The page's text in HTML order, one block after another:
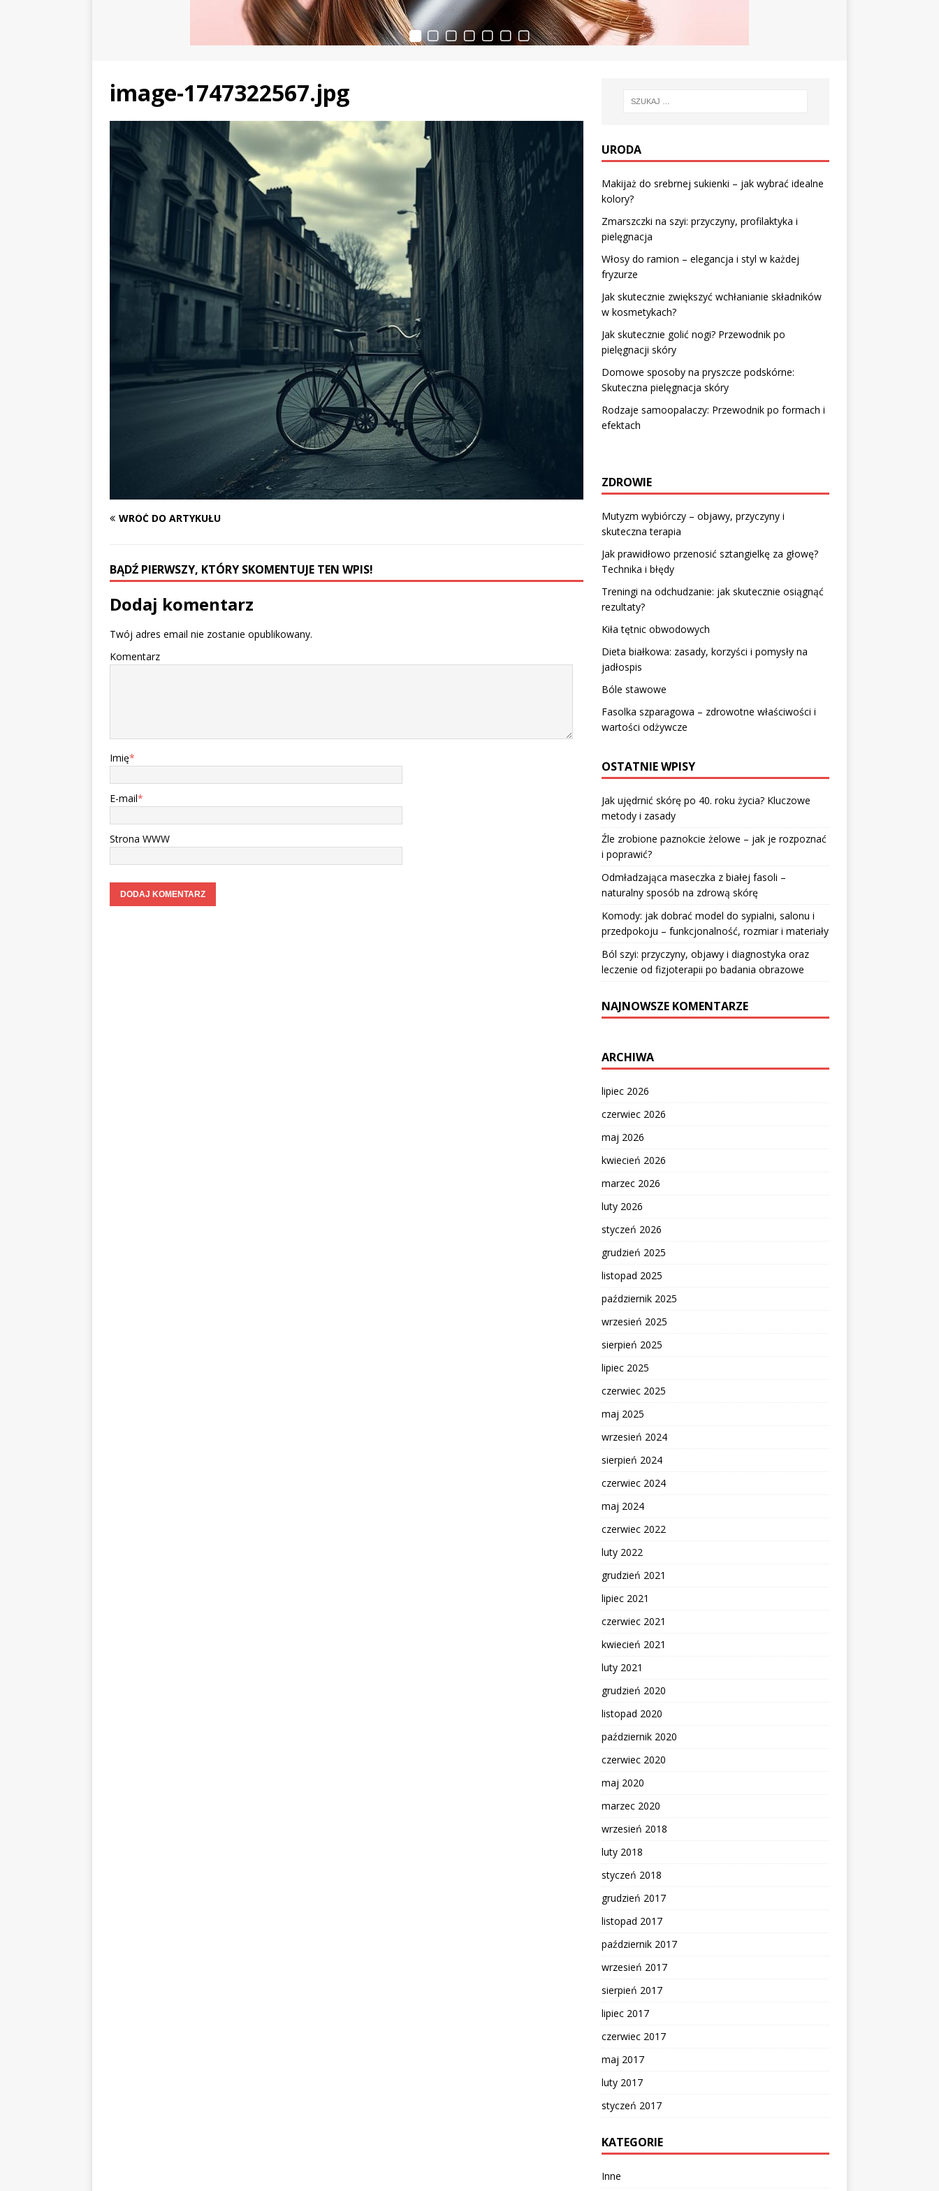
image-1747322567.jpg
WRÓĆ DO ARTYKUŁU
BĄDŹ PIERWSZY, KTÓRY SKOMENTUJE TEN WPIS!
Dodaj komentarz
Twój adres email nie zostanie opublikowany.
Komentarz
Imię*
E-mail*
Strona WWW
URODA
Makijaż do srebrnej sukienki – jak wybrać idealne
kolory?
Zmarszczki na szyi: przyczyny, profilaktyka i
pielęgnacja
Włosy do ramion – elegancja i styl w każdej
fryzurze
Jak skutecznie zwiększyć wchłanianie składników
w kosmetykach?
Jak skutecznie golić nogi? Przewodnik po
pielęgnacji skóry
Domowe sposoby na pryszcze podskórne:
Skuteczna pielęgnacja skóry
Rodzaje samoopalaczy: Przewodnik po formach i
efektach
ZDROWIE
Mutyzm wybiórczy – objawy, przyczyny i
skuteczna terapia
Jak prawidłowo przenosić sztangielkę za głowę?
Technika i błędy
Treningi na odchudzanie: jak skutecznie osiągnąć
rezultaty?
Kiła tętnic obwodowych
Dieta białkowa: zasady, korzyści i pomysły na
jadłospis
Bóle stawowe
Fasolka szparagowa – zdrowotne właściwości i
wartości odżywcze
OSTATNIE WPISY
Jak ujędrnić skórę po 40. roku życia? Kluczowe
metody i zasady
Źle zrobione paznokcie żelowe – jak je rozpoznać
i poprawić?
Odmładzająca maseczka z białej fasoli –
naturalny sposób na zdrową skórę
Komody: jak dobrać model do sypialni, salonu i
przedpokoju – funkcjonalność, rozmiar i materiały
Ból szyi: przyczyny, objawy i diagnostyka oraz
leczenie od fizjoterapii po badania obrazowe
NAJNOWSZE KOMENTARZE
ARCHIWA
lipiec 2026
czerwiec 2026
maj 2026
kwiecień 2026
marzec 2026
luty 2026
styczeń 2026
grudzień 2025
listopad 2025
październik 2025
wrzesień 2025
sierpień 2025
lipiec 2025
czerwiec 2025
maj 2025
wrzesień 2024
sierpień 2024
czerwiec 2024
maj 2024
czerwiec 2022
luty 2022
grudzień 2021
lipiec 2021
czerwiec 2021
kwiecień 2021
luty 2021
grudzień 2020
listopad 2020
październik 2020
czerwiec 2020
maj 2020
marzec 2020
wrzesień 2018
luty 2018
styczeń 2018
grudzień 2017
listopad 2017
październik 2017
wrzesień 2017
sierpień 2017
lipiec 2017
czerwiec 2017
maj 2017
luty 2017
styczeń 2017
KATEGORIE
Inne